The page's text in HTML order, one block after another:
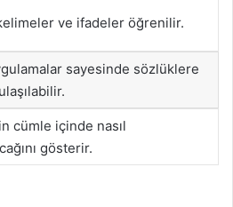
ve ifadeler öğrenilir.
sayesinde sözlüklere
cümle içinde nasıl
gösterir.